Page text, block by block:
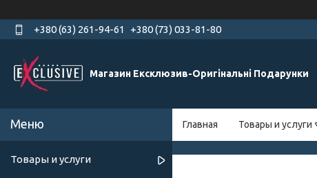
+380 (63) 261-94-61 +380 (73) 033-81-80
Магазин Ексклюзив-Оригінальні Подарунки
Главная Товары и услуги
Товары и услуги